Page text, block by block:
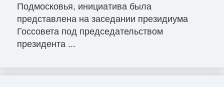
Подмосковья, инициатива была
представлена на заседании президиума
Госсовета под председательством
президента ...